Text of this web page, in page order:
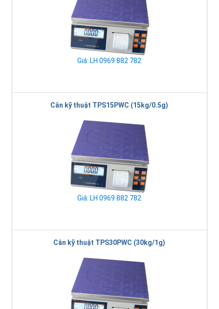
Giá: LH 0969 882 782
Cân kỹ thuật TPS15PWC (15kg/0.5g)
Giá: LH 0969 882 782
Cân kỹ thuật TPS30PWC (30kg/1g)